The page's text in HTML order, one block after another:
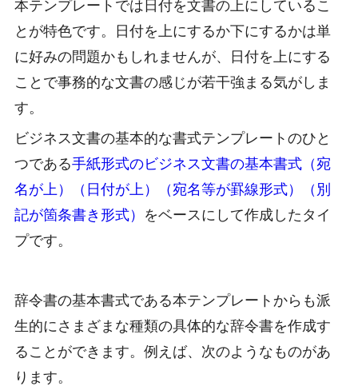
本テンプレートでは日付を文書の上にしているこ
とが特色です。日付を上にするか下にするかは単
に好みの問題かもしれませんが、日付を上にする
ことで事務的な文書の感じが若干強まる気がしま
す。
ビジネス文書の基本的な書式テンプレートのひと
つである手紙形式のビジネス文書の基本書式（宛
名が上）（日付が上）（宛名等が罫線形式）（別
記が箇条書き形式） をベースにして作成したタイ
プです。
辞令書の基本書式である本テンプレートからも派
生的にさまざまな種類の具体的な辞令書を作成す
ることができます。例えば、次のようなものがあ
ります。